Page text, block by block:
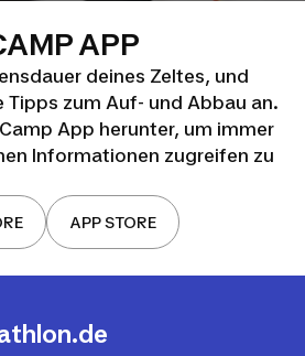
APP
deines Zeltes, und
Tipps zum Auf- und Abbau an.
App herunter, um immer
Informationen zugreifen zu
APP STORE